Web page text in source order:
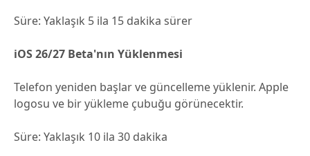
Süre: Yaklaşık 5 ila 15 dakika sürer
iOS 26/27 Beta'nın Yüklenmesi
Telefon yeniden başlar ve güncelleme yüklenir. Apple
logosu ve bir yükleme çubuğu görünecektir.
Süre: Yaklaşık 10 ila 30 dakika